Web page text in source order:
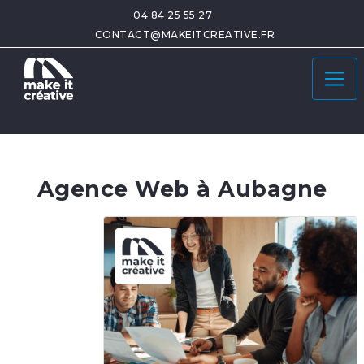
04 84 25 55 27
CONTACT@MAKEITCREATIVE.FR
Agence Web à Aubagne